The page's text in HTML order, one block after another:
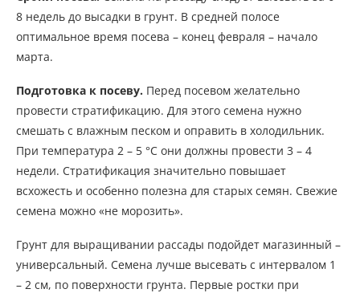
8 недель до высадки в грунт. В средней полосе
оптимальное время посева – конец февраля – начало
марта.
Подготовка к посеву. Перед посевом желательно
провести стратификацию. Для этого семена нужно
смешать с влажным песком и оправить в холодильник.
При температура 2 – 5 °С они должны провести 3 – 4
недели. Стратификация значительно повышает
всхожесть и особенно полезна для старых семян. Свежие
семена можно «не морозить».
Грунт для выращивании рассады подойдет магазинный –
универсальный. Семена лучше высевать с интервалом 1
– 2 см, по поверхности грунта. Первые ростки при